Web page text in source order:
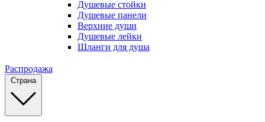
Душевые стойки
Душевые панели
Верхние души
Душевые лейки
Шланги для душа
Распродажа
Страна